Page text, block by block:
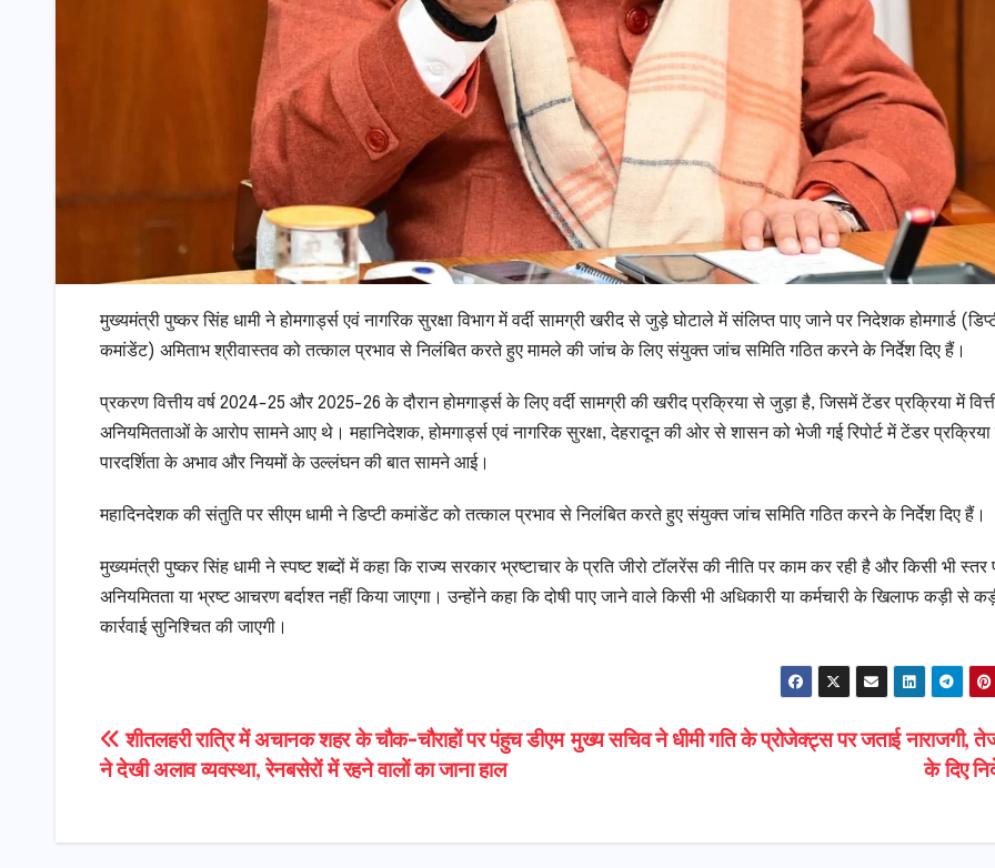
मुख्यमंत्री पुष्कर सिंह धामी ने होमगार्ड्स एवं नागरिक सुरक्षा विभाग में वर्दी सामग्री खरीद से जुड़े घोटाले में संलिप्त पाए जाने पर निदेशक होमगार्ड
कमांडेंट) अमिताभ श्रीवास्तव को तत्काल प्रभाव से निलंबित करते हुए मामले की जांच के लिए संयुक्त जांच समिति गठित करने के निर्देश दिए हैं।
प्रकरण वित्तीय वर्ष 2024-25 और 2025-26 के दौरान होमगार्ड्स के लिए वर्दी सामग्री की खरीद प्रक्रिया से जुड़ा है, जिसमें टेंडर प्रक्रिया में
अनियमितताओं के आरोप सामने आए थे। महानिदेशक, होमगार्ड्स एवं नागरिक सुरक्षा, देहरादून की ओर से शासन को भेजी गई रिपोर्ट में टेंडर प्रक्रिया
पारदर्शिता के अभाव और नियमों के उल्लंघन की बात सामने आई।
महादिनदेशक की संतुति पर सीएम धामी ने डिप्टी कमांडेंट को तत्काल प्रभाव से निलंबित करते हुए संयुक्त जांच समिति गठित करने के निर्देश दिए हैं।
मुख्यमंत्री पुष्कर सिंह धामी ने स्पष्ट शब्दों में कहा कि राज्य सरकार भ्रष्टाचार के प्रति जीरो टॉलरेंस की नीति पर काम कर रही है और किसी भी स्तर
अनियमितता या भ्रष्ट आचरण बर्दाश्त नहीं किया जाएगा। उन्होंने कहा कि दोषी पाए जाने वाले किसी भी अधिकारी या कर्मचारी के खिलाफ कड़ी से
कार्रवाई सुनिश्चित की जाएगी।
Post
navigation
मुख्य सचिव ने धीमी गति के प्रोजेक्ट्स पर जताई नाराजगी,
के दिए
शीतलहरी रात्रि में अचानक शहर के चौक-चौराहों पर पंहुच डीएम
ने देखी अलाव व्यवस्था, रेनबसेरों में रहने वालों का जाना हाल